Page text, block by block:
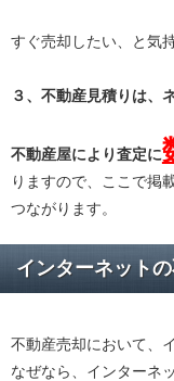
すぐ売却したい、と気
３、不動産見積りは、
不動産屋により査定に
りますので、ここで掲
つながります。
インターネット
不動産売却において、
なぜなら、インターネ